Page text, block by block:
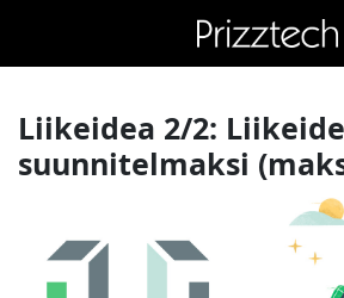
Liikeidea 2/2:
suunnitelmaksi